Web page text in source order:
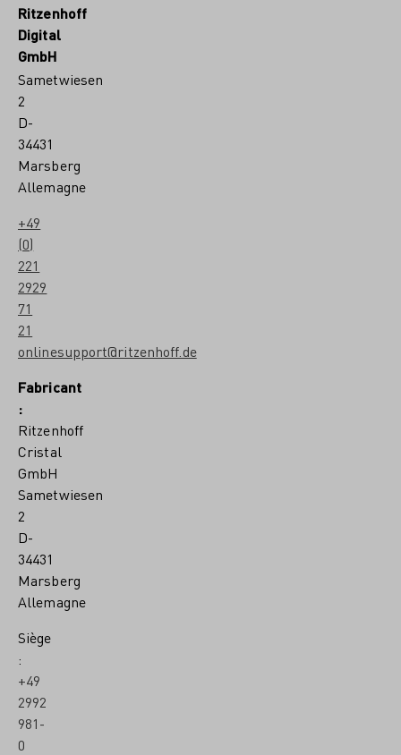
Ritzenhoff
Digital
GmbH
Sametwiesen
2
D-
34431
Marsberg
Allemagne
+49
(0)
221
2929
71
21
onlinesupport@ritzenhoff.de
Fabricant
:
Ritzenhoff
Cristal
GmbH
Sametwiesen
2
D-
34431
Marsberg
Allemagne
Siège
:
+49
2992
981-
0